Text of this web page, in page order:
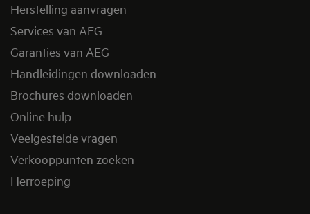
Herstelling aanvragen
Services van AEG
Garanties van AEG
Handleidingen downloaden
Brochures downloaden
Online hulp
Veelgestelde vragen
Verkooppunten zoeken
Herroeping